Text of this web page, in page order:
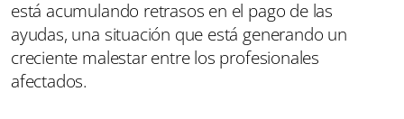
está acumulando retrasos en el pago de las
ayudas, una situación que está generando un
creciente malestar entre los profesionales
afectados.